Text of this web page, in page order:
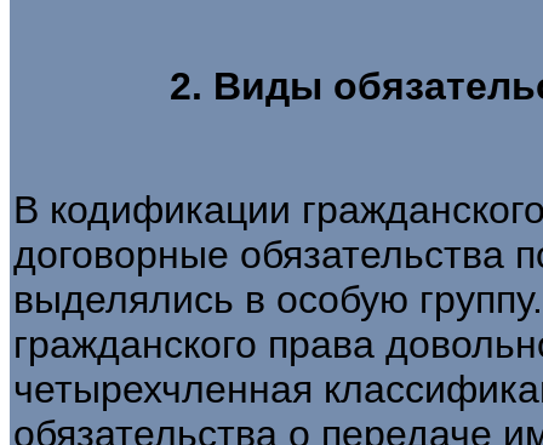
2. Виды
В кодификации
договорные обязательства
выделялись в особую
гражданского права
четырехчленная
обязательства о передаче